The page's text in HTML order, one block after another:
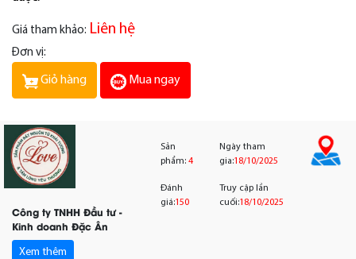
Giá tham khảo: Liên hệ
Đơn vị:
Giỏ hàng Mua ngay
Công ty TNHH Đầu tư -
Kinh doanh Đặc Ân
Xem thêm
Sản
phẩm:4
Đánh
giá:150
Ngày tham
gia:18/10/2025
Truy cập lần
cuối:18/10/2025